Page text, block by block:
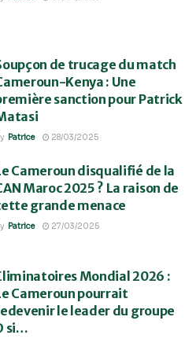
de trucage du match
Kenya : Une
sanction pour Patrick
Patrice 28/03/2025
Cameroun disqualifié de la
Maroc 2025 ? La raison de
grande menace
Patrice 27/03/2025
Mondial 2026 :
Cameroun pourrait
le leader du groupe
si…